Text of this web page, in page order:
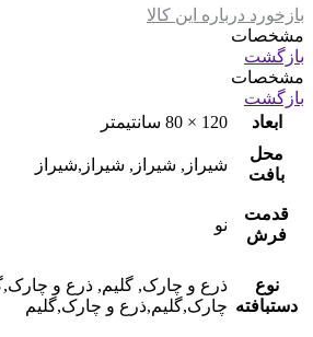
بازخورد درباره این کالا
مشخصات
بازگشت
مشخصات
بازگشت
ابعاد
120 × 80 سانتیمتر
محل
بافت
شیراز, شیراز, شیراز,شیراز
قدمت
فرش
نو
نوع
دستبافته
ذرع و چارک, گلیم, ذرع و
چارک,گلیم,ذرع و چارک,گلیم